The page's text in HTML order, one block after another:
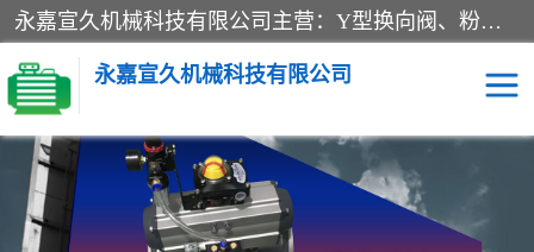
永嘉宣久机械科技有限公司主营：Y型换向阀、粉体换向阀、板式换向阀、三通换向阀、三通换向器、三通分路阀、管路换向阀等产品及服务。
永嘉宣久机械科技有限公司
换向阀 Y型换向阀